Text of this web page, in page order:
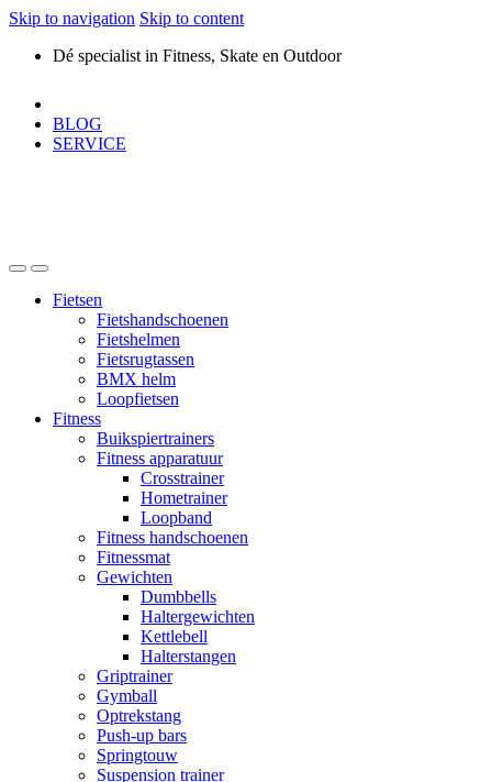
Skip to navigation Skip to content
Dé specialist in Fitness, Skate en Outdoor
BLOG
SERVICE
Fietsen
Fietshandschoenen
Fietshelmen
Fietsrugtassen
BMX helm
Loopfietsen
Fitness
Buikspiertrainers
Fitness apparatuur
Crosstrainer
Hometrainer
Loopband
Fitness handschoenen
Fitnessmat
Gewichten
Dumbbells
Haltergewichten
Kettlebell
Halterstangen
Griptrainer
Gymball
Optrekstang
Push-up bars
Springtouw
Suspension trainer